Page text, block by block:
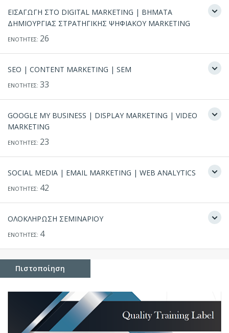
ΕΙΣΑΓΩΓΗ ΣΤΟ DIGITAL MARKETING | ΒΗΜΑΤΑ
ΔΗΜΙΟΥΡΓΙΑΣ ΣΤΡΑΤΗΓΙΚΗΣ ΨΗΦΙΑΚΟΥ ΜARKETING
ΕΝΟΤΗΤΕΣ: 26
SEO | CONTENT MARKETING | SEM
ΕΝΟΤΗΤΕΣ: 33
GOOGLE MY BUSINESS | DISPLAY MARKETING | VIDEO
MARKETING
ΕΝΟΤΗΤΕΣ: 23
SOCIAL MEDIA | EMAIL MARKETING | WEB ANALYTICS
ΕΝΟΤΗΤΕΣ: 42
ΟΛΟΚΛΗΡΩΣΗ ΣΕΜΙΝΑΡΙΟΥ
ΕΝΟΤΗΤΕΣ: 4
Πιστοποίηση